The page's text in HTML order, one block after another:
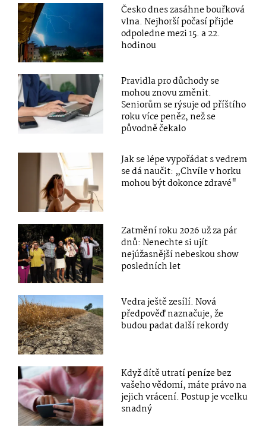
Česko dnes zasáhne bouřková
vlna. Nejhorší počasí přijde
odpoledne mezi 15. a 22.
hodinou
Pravidla pro důchody se
mohou znovu změnit.
Seniorům se rýsuje od příštího
roku více peněz, než se
původně čekalo
Jak se lépe vypořádat s vedrem
se dá naučit: „Chvíle v horku
mohou být dokonce zdravé"
Zatmění roku 2026 už za pár
dnů: Nenechte si ujít
nejúžasnější nebeskou show
posledních let
Vedra ještě zesílí. Nová
předpověď naznačuje, že
budou padat další rekordy
Když dítě utratí peníze bez
vašeho vědomí, máte právo na
jejich vrácení. Postup je vcelku
snadný